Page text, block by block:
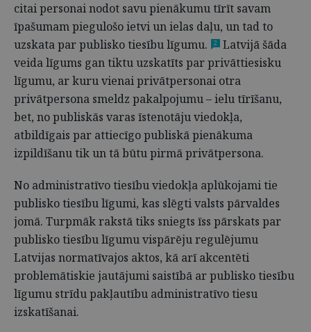
citai personai nodot savu pienākumu tīrīt savam
īpašumam piegulošo ietvi un ielas daļu, un tad to
uzskata par publisko tiesību līgumu.
2
Latvijā šāda
veida līgums gan tiktu uzskatīts par privāttiesisku
līgumu, ar kuru vienai privātpersonai otra
privātpersona smeldz pakalpojumu – ielu tīrīšanu,
bet, no publiskās varas īstenotāju viedokļa,
atbildīgais par attiecīgo publiskā pienākuma
izpildīšanu tik un tā būtu pirmā privātpersona.
No administratīvo tiesību viedokļa aplūkojami tie
publisko tiesību līgumi, kas slēgti valsts pārvaldes
jomā. Turpmāk rakstā tiks sniegts īss pārskats par
publisko tiesību līgumu vispārēju regulējumu
Latvijas normatīvajos aktos, kā arī akcentēti
problemātiskie jautājumi saistībā ar publisko tiesību
līgumu strīdu pakļautību administratīvo tiesu
izskatīšanai.